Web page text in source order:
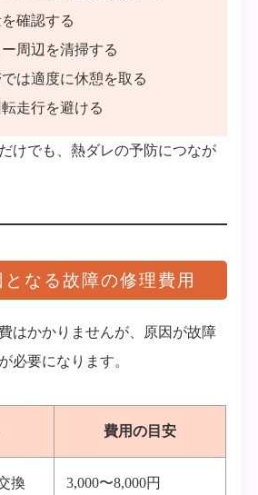
確認する
周辺を清掃する
は適度に休憩を取る
走行を避ける
けでも、熱ダレの予防につなが
なる故障の修理費用
はかかりませんが、原因が故障
必要になります。
費用の目安
換 3,000〜8,000円